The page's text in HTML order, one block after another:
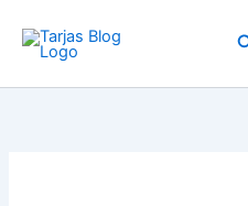
Inhalt
springen